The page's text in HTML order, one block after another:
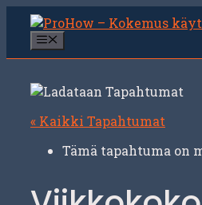
Siirry
sisältöön
« Kaikki Tapahtumat
Tämä tapahtuma on